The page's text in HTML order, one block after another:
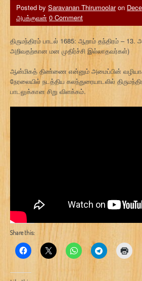
Posted by Saravanan Thirumoolaron
அபக்குவன் 0 Comment
திருமந்திரம் பாடல் 1685: ஆறாம் தந்திரம் –
அறிவதற்கான மன முதிர்ச்சி இல்லாதவர்கள்)
ஆன்மிகத் திண்ணை என்னும் அமைப்பின்
நேரலையில் நடத்திய கலந்துரையாடலில்
பாடலுக்கான சிறு விளக்கம்.
Share this: